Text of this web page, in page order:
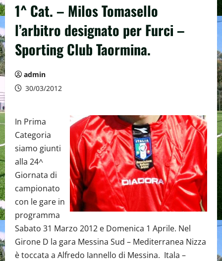
1^ Cat. – Milos Tomasello
l’arbitro designato per Furci –
Sporting Club Taormina.
admin
30/03/2012
In Prima
Categoria
siamo giunti
alla 24^
Giornata di
campionato
con le gare in
programma
Sabato 31 Marzo 2012 e Domenica 1 Aprile. Nel
Girone D la gara Messina Sud – Mediterranea Nizza
è toccata a Alfredo Iannello di Messina. Itala –